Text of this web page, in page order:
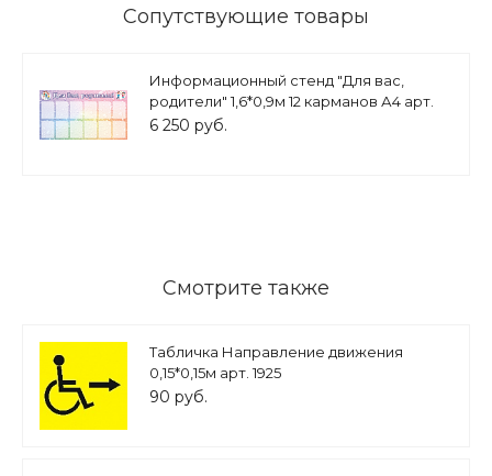
Сопутствующие товары
Информационный стенд "Для вас,
родители" 1,6*0,9м 12 карманов А4 арт.
ДС1897
6 250 руб.
Смотрите также
Табличка Направление движения
0,15*0,15м арт. 1925
90 руб.